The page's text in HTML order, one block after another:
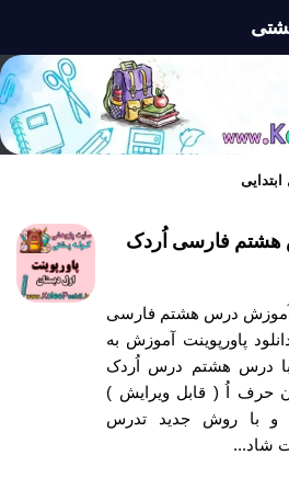
هشتم فارسی اُردک
آموزش درس هشتم فارسی
پاورپوینت آموزش به
درس هشتم درس اُردک
حرف اُ ( قابل ویرایش )
و با روش جدید تدرس
شاد...